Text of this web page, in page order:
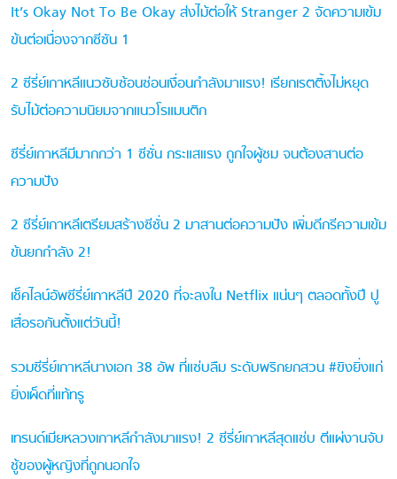
It’s Okay Not To Be Okay ส่งไม้ต่อให้ Stranger 2 จัดความเข้ม
ข้นต่อเนื่องจากซีซัน 1
2 ซีรี่ย์เกาหลีแนวซับซ้อนซ่อนเงื่อนกำลังมาแรง! เรียกเรตติ้งไม่หยุด
รับไม้ต่อความนิยมจากแนวโรแมนติก
ซีรี่ย์เกาหลีมีมากกว่า 1 ซีซั่น กระแสแรง ถูกใจผู้ชม จนต้องสานต่อ
ความปัง
2 ซีรี่ย์เกาหลีเตรียมสร้างซีซั่น 2 มาสานต่อความปัง เพิ่มดีกรีความเข้ม
ข้นยกกำลัง 2!
เช็คไลน์อัพซีรี่ย์เกาหลีปี 2020 ที่จะลงใน Netflix แน่นๆ ตลอดทั้งปี ปู
เสื่อรอกันตั้งแต่วันนี้!
รวมซีรี่ย์เกาหลีนางเอก 38 อัพ ที่แซ่บลืม ระดับพริกยกสวน #ขิงยิ่งแก่
ยิ่งเผ็ดที่แท้ทรู
เทรนด์เมียหลวงเกาหลีกำลังมาแรง! 2 ซีรี่ย์เกาหลีสุดแซ่บ ตีแผ่งานจับ
ชู้ของผู้หญิงที่ถูกนอกใจ